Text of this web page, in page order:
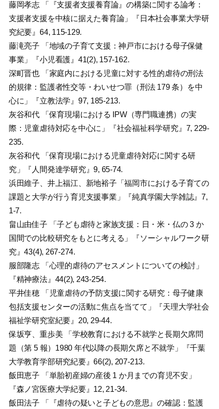
藤岡孝志 「『支援者支援養育論』の構築に関する論考：
支援者支援を中核に据えた養育論」『日本社会事業大学研
究紀要』64, 115-129.
藤滝亮子 「地域の子育て支援：神戸市における母子保健
事業」『小児看護』41(2), 157-162.
深町晋也 「家庭内における児童に対する性的虐待の刑法
的規律：監護者性交等・わいせつ罪（刑法 179 条）を中
心に」『立教法学』97, 185-213.
灰谷和代 「保育現場における IPW（専門職連携）の実
際：児童虐待対応を中心に」『社会福祉科学研究』7, 229-
235.
灰谷和代 「保育現場における児童虐待対応に関する研
究」『人間発達学研究』9, 65-74.
浜田維子、井上福江、新地裕子「福岡市における子育ての
課題と大学が行う育児支援事業」『純真学園大学雑誌』7,
1-7.
畠山由佳子 「子ども虐待と家族支援：日・米・仏の 3 か
国間での比較研究をもとに考える」『ソーシャルワーク研
究』43(4), 267-274.
服部隆志 「心理的虐待のアセスメントについての検討」
『精神療法』44(2), 243-254.
平井佳穂 「児童虐待の予防支援に関する研究：母子健康
包括支援センターの活動に焦点を当てて」『天理大学社会
福祉学研究室紀要』20, 29-44.
保坂亨、重歩美 「学校教育における不就学と長期欠席問
題（第 5 報）1980 年代以降の長期欠席と不就学」『千葉
大学教育学部研究紀要』66(2), 207-213.
飯田恵子 「単胎初産婦の産後 1 か月までの育児不安」
『森ノ宮医療大学紀要』12, 21-34.
飯田法子 「『虐待の疑いと子どもの意思』の確認：監護